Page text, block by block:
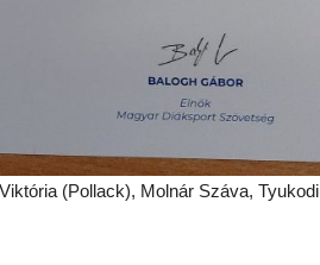
(Pollack), Molnár Száva, Tyukodi